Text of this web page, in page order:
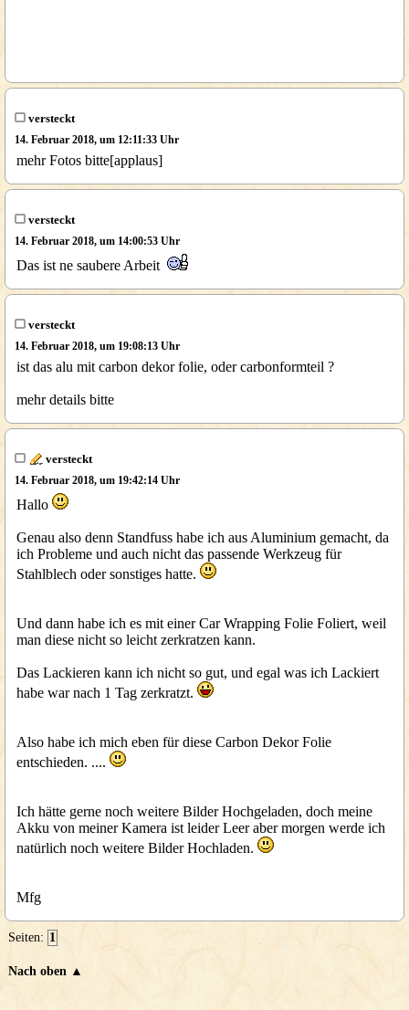
versteckt
14. Februar 2018, um 12:11:33 Uhr
mehr Fotos bitte[applaus]
versteckt
14. Februar 2018, um 14:00:53 Uhr
Das ist ne saubere Arbeit
versteckt
14. Februar 2018, um 19:08:13 Uhr
ist das alu mit carbon dekor folie, oder carbonformteil ?
mehr details bitte
versteckt
14. Februar 2018, um 19:42:14 Uhr
Hallo
Genau also denn Standfuss habe ich aus Aluminium gemacht, da
ich Probleme und auch nicht das passende Werkzeug für
Stahlblech oder sonstiges hatte.
Und dann habe ich es mit einer Car Wrapping Folie Foliert, weil
man diese nicht so leicht zerkratzen kann.
Das Lackieren kann ich nicht so gut, und egal was ich Lackiert
habe war nach 1 Tag zerkratzt.
Also habe ich mich eben für diese Carbon Dekor Folie
entschieden. ....
Ich hätte gerne noch weitere Bilder Hochgeladen, doch meine
Akku von meiner Kamera ist leider Leer aber morgen werde ich
natürlich noch weitere Bilder Hochladen.
Mfg
Seiten: 1
Nach oben ▲